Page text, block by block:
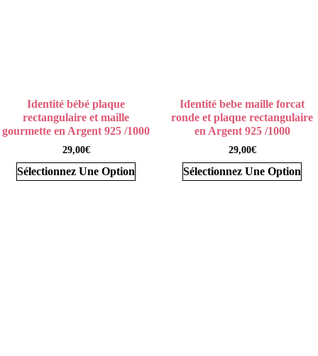
Identité bébé plaque
rectangulaire et maille
gourmette en Argent 925 /1000
29,00€
Sélectionnez Une Option
Identité bebe maille forcat
ronde et plaque rectangulaire
en Argent 925 /1000
29,00€
Sélectionnez Une Option